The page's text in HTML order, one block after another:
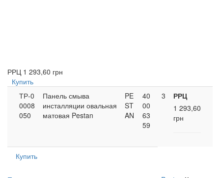
РРЦ 1 293,60 грн
Купить
ТР-0
0008
050
Панель смыва
инсталляции овальная
матовая Pestan
PE
ST
AN
40
00
63
59
3
РРЦ
1 293,60
грн
Купить